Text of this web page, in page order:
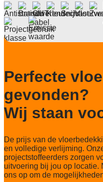
Anti statisch
Antistatisch (≤ 2 kV)
Deling
1/12
162.840/m2
3.815 gr/m2
Lichtechtheid NF EN
>7
Slijtvastheid NF EN
klasse 33 LC 1+
Thermische weerstand
0,077
Perfecte
gevonden?
Wij staan
De prijs van de
en volledige verlijming.
projectstoffeerders zorgen
uitvoering bij jou op locatie.
ons op om de